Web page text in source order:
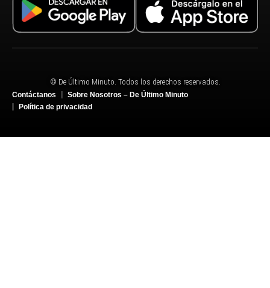
© De Último Minuto. Todos los derechos reservados.
Contáctanos
Sobre Nosotros – De Último Minuto
Política de privacidad